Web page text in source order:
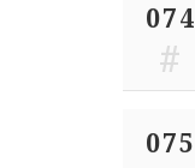
074
075